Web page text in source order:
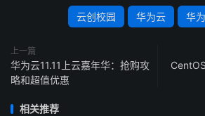
云创校园 华为云 华
上一篇
华为云11.11上云嘉年华：抢购攻
略和超值优惠
相关推荐